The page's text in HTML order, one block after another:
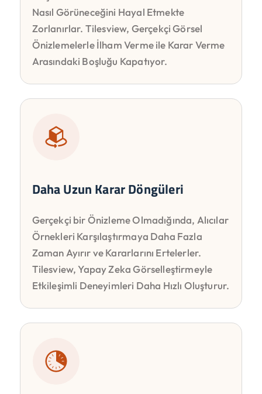
Nasıl Görüneceğini Hayal Etmekte
Zorlanırlar. Tilesview, Gerçekçi Görsel
Önizlemelerle İlham Verme ile Karar Verme
Arasındaki Boşluğu Kapatıyor.
Daha Uzun Karar Döngüleri
Gerçekçi bir Önizleme Olmadığında, Alıcılar
Örnekleri Karşılaştırmaya Daha Fazla
Zaman Ayırır ve Kararlarını Ertelerler.
Tilesview, Yapay Zeka Görselleştirmeyle
Etkileşimli Deneyimleri Daha Hızlı Oluşturur.